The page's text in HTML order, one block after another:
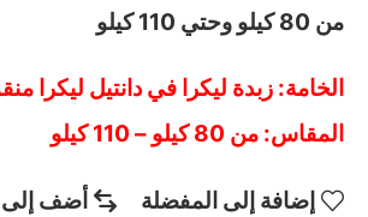
من 80 كيلو وحتي 110 كيلو
الخامة: زبدة ليكرا في دانتيل ليكرا
المقاس: من 80 كيلو – 110 كيلو
إضافة إلى المفضلة أضف إلى